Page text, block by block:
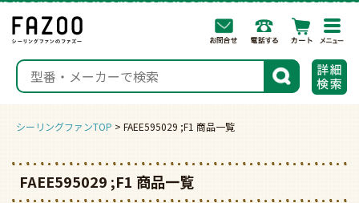
検索
シーリングファンTOP FAEE595029 ;F1 商品一覧
FAEE595029 ;F1 商品一覧